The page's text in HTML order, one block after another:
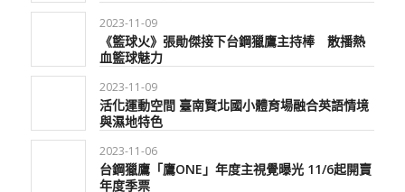
2023-11-09
《籃球火》張勛傑接下台鋼獵鷹主持棒 散播熱
血籃球魅力
2023-11-09
活化運動空間 臺南賢北國小體育場融合英語情境
與濕地特色
2023-11-06
台鋼獵鷹「鷹ONE」年度主視覺曝光 11/6起開賣
年度季票